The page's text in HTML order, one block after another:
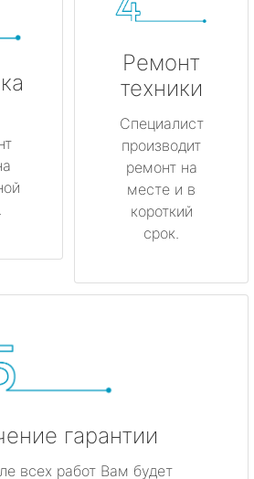
Ремонт
техники
Специалист
производит
ремонт на
месте и в
короткий
срок.
гарантии
всех работ Вам будет